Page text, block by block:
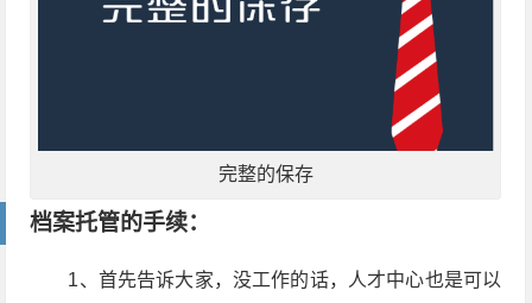
完整的保存
档案托管的手续：
1、首先告诉大家，没工作的话，人才中心也是可以